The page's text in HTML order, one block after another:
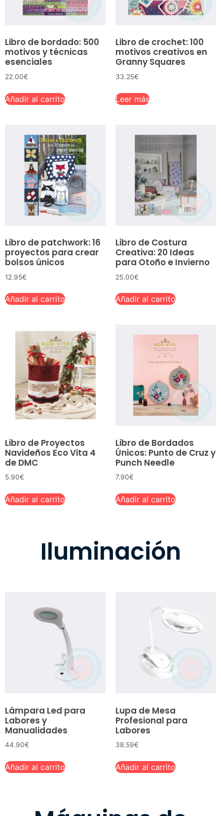
Libro de bordado: 500
motivos y técnicas
esenciales
22.00€
Añadir al carrito
Libro de crochet: 100
motivos creativos en
Granny Squares
33.25€
Leer más
Libro de patchwork: 16
proyectos para crear
bolsos únicos
12.95€
Añadir al carrito
Libro de Costura
Creativa: 20 Ideas
para Otoño e Invierno
25.00€
Añadir al carrito
Libro de Proyectos
Navideños Eco Vita 4
de DMC
5.90€
Añadir al carrito
Libro de Bordados
Únicos: Punto de Cruz y
Punch Needle
7.90€
Añadir al carrito
Iluminación
Lámpara Led para
Labores y
Manualidades
44.90€
Añadir al carrito
Lupa de Mesa
Profesional para
Labores
38.59€
Añadir al carrito